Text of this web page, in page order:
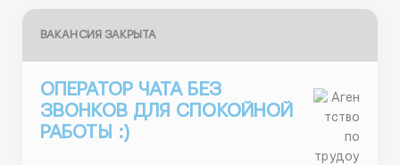
ВАКАНСИЯ ЗАКРЫТА
ОПЕРАТОР ЧАТА БЕЗ
ЗВОНКОВ ДЛЯ СПОКОЙНОЙ
РАБОТЫ :)